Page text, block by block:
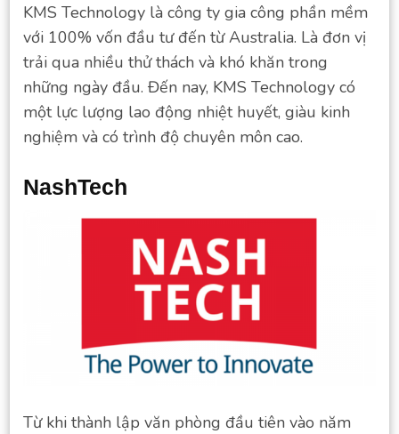
KMS Technology là công ty gia công phần mềm
với 100% vốn đầu tư đến từ Australia. Là đơn vị
trải qua nhiều thử thách và khó khăn trong
những ngày đầu. Đến nay, KMS Technology có
một lực lượng lao động nhiệt huyết, giàu kinh
nghiệm và có trình độ chuyên môn cao.
NashTech
Từ khi thành lập văn phòng đầu tiên vào năm